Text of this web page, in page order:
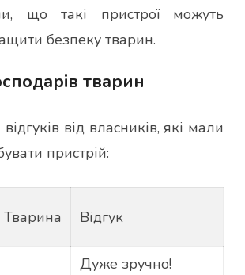
що такі пристрої можуть
безпеку тварин.
тварин
від власників, які мали
пристрій:
Тварина Відгук
Дуже зручно!